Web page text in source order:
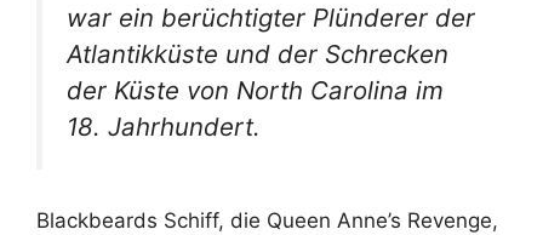
war ein berüchtigter Plünderer der
Atlantikküste und der Schrecken
der Küste von North Carolina im
18. Jahrhundert.
Blackbeards Schiff, die Queen Anne’s Revenge,